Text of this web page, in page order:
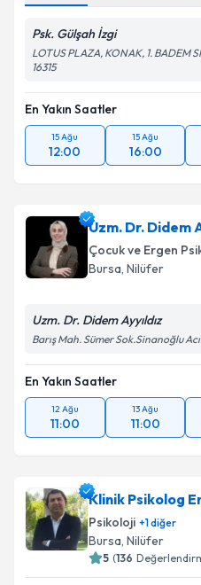
Psk. Gülşah İzgi
LOTUS PLAZA, KONAK, 1. BADEM
16315
En Yakın Saatler
15 Ağu
12:00
15 Ağu
16:00
Uzm. Dr. Didem
Çocuk ve Ergen
Bursa, Nilüfer
Uzm. Dr. Didem Ayyıldız
Barış Mah. Sümer Sok.Sinanoğlu
En Yakın Saatler
12 Ağu
11:00
13 Ağu
11:00
Klinik Psikolog
Psikoloji +1diğer
Bursa, Nilüfer
5 (136